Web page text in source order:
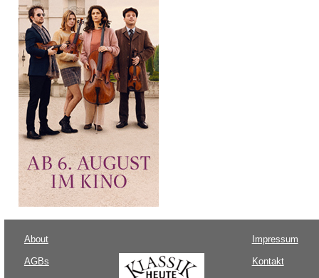
About
AGBs
Impressum
Kontakt